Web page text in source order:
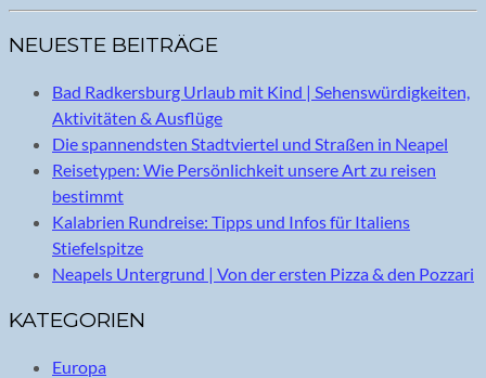
NEUESTE BEITRÄGE
Bad Radkersburg Urlaub mit Kind | Sehenswürdigkeiten,
Aktivitäten & Ausflüge
Die spannendsten Stadtviertel und Straßen in Neapel
Reisetypen: Wie Persönlichkeit unsere Art zu reisen
bestimmt
Kalabrien Rundreise: Tipps und Infos für Italiens
Stiefelspitze
Neapels Untergrund | Von der ersten Pizza & den Pozzari
KATEGORIEN
Europa